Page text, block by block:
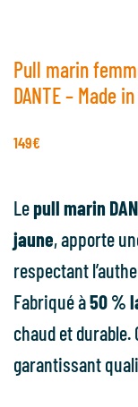
Pull marin
DANTE – Made
149€
Lepull marin
jaune, apporte
respectant
Fabriqué à50 %
chaud et durable.
garantissant